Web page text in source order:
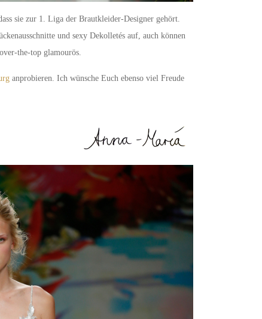
sie zur 1. Liga der Brautkleider-Designer gehört.
und sexy Dekolletés auf, auch können
the-top glamourös.
anprobieren. Ich wünsche Euch ebenso viel Freude